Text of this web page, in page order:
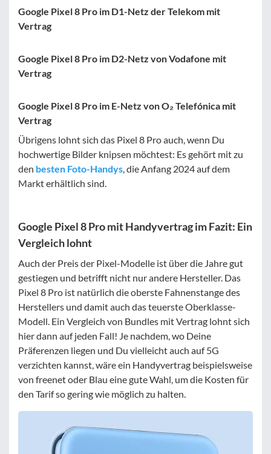
Google Pixel 8 Pro im D1-Netz der Telekom mit
Vertrag
Google Pixel 8 Pro im D2-Netz von Vodafone mit
Vertrag
Google Pixel 8 Pro im E-Netz von O₂ Telefónica mit
Vertrag
Übrigens lohnt sich das Pixel 8 Pro auch, wenn Du
hochwertige Bilder knipsen möchtest: Es gehört mit zu
den besten Foto-Handys , die Anfang 2024 auf dem
Markt erhältlich sind.
Google Pixel 8 Pro mit Handyvertrag im Fazit: Ein
Vergleich lohnt
Auch der Preis der Pixel-Modelle ist über die Jahre gut
gestiegen und betrifft nicht nur andere Hersteller. Das
Pixel 8 Pro ist natürlich die oberste Fahnenstange des
Herstellers und damit auch das teuerste Oberklasse-
Modell. Ein Vergleich von Bundles mit Vertrag lohnt sich
hier dann auf jeden Fall! Je nachdem, wo Deine
Präferenzen liegen und Du vielleicht auch auf 5G
verzichten kannst, wäre ein Handyvertrag beispielsweise
von freenet oder Blau eine gute Wahl, um die Kosten für
den Tarif so gering wie möglich zu halten.